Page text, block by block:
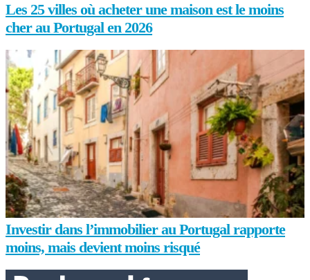
Les 25 villes où acheter une maison est le moins
cher au Portugal en 2026
Investir dans l’immobilier au Portugal rapporte
moins, mais devient moins risqué